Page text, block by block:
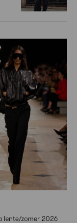
lente/zomer 2026